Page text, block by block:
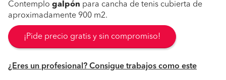
Contemplo galpón para cancha de tenis cubierta de
aproximadamente 900 m2.
¡Pide precio gratis y sin compromiso!
¿Eres un profesional? Consigue trabajos como este